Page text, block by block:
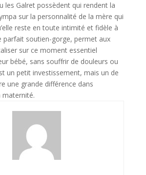
les Galret possèdent qui rendent la
sur la personnalité de la mère qui
reste en toute intimité et fidèle à
parfait soutien-gorge, permet aux
sur ce moment essentiel
bébé, sans souffrir de douleurs ou
un petit investissement, mais un de
une grande différence dans
maternité.